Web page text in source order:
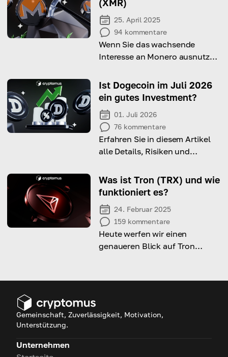
(XMR)
25. April 2025
94 kommentare
Wenn Sie das wachsende
Interesse an Monero ausnutzen
zu erfahren, wie Sie es minen
können.
Ist Dogecoin im Juli 2026
ein gutes Investment?
01. Juli 2026
76 kommentare
Erfahren Sie in diesem Artikel
alle Details, Risiken und
Dogecoin im Juli 2026.
Was ist Tron (TRX) und wie
funktioniert es?
24. Februar 2025
159 kommentare
Heute werfen wir einen
genaueren Blick auf Tron
digitalen Content- und
Gemeinschaft, Zuverlässigkeit, Motivation,
Unterstützung.
Unternehmen